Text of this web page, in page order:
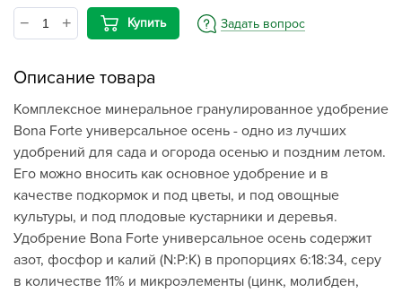
Купить Задать вопрос
Описание товара
Комплексное минеральное гранулированное удобрение
Bona Forte универсальное осень - одно из лучших
удобрений для сада и огорода осенью и поздним летом.
Его можно вносить как основное удобрение и в
качестве подкормок и под цветы, и под овощные
культуры, и под плодовые кустарники и деревья.
Удобрение Bona Forte универсальное осень содержит
азот, фосфор и калий (N:P:K) в пропорциях 6:18:34, серу
в количестве 11% и микроэлементы (цинк, молибден,